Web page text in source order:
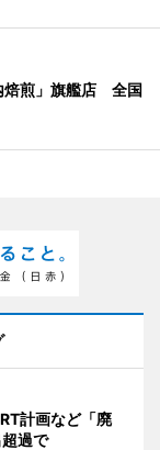
焙煎」旗艦店 全国
計画など「廃
過で